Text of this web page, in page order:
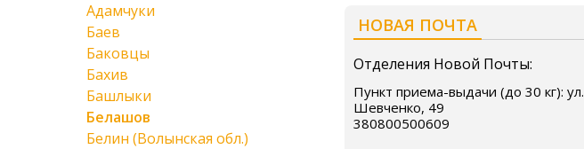
НОВАЯ ПОЧТА
Отделения Новой Почты:
Пункт приема-выдачи (до 30 кг): ул.
Шевченко, 49
380800500609
Адамчуки
Баев
Баковцы
Бахив
Башлыки
Белашов
Белин (Волынская обл.)